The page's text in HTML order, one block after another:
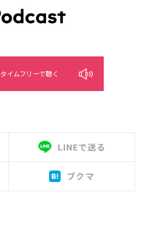
タイムフリーで聴く
LINEで送る
ブクマ